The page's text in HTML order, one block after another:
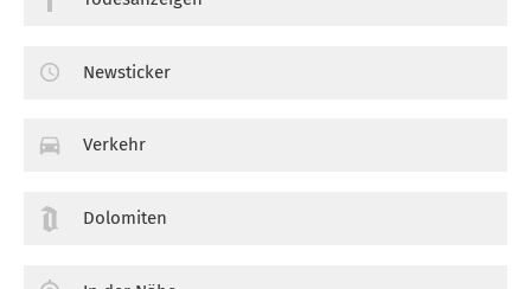
Newsticker
Verkehr
Dolomiten